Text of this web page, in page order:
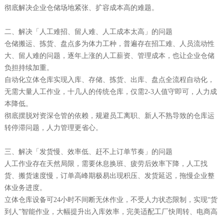
彻底解决企业仓储场地紧张、扩容成本高的难题。
二、解决「人工难招、留人难、人工成本太高」的问题
仓储搬运、拣货、盘点多为体力工种，普遍存在招工难、人员流动性
大、留人难的问题，逐年上涨的人工薪资、管理成本，也让企业仓储
负担持续加重。
自动化立体仓库实现入库、存储、拣货、出库、盘点全流程自动化，
无需大量人工作业，十几人的传统仓库，仅需2-3人值守即可，人力成
本降低。
彻底摆脱对资深仓管的依赖，规避员工离职、新人不熟导致的仓库运
转停滞问题，人力管理更省心。
三、解决「发货慢、效率低、赶不上订单节奏」的问题
人工作业存在天然局限，需要休息换班、疲劳后效率下降，人工找
货、搬货速度慢，订单高峰期极易出现积压、发货延迟，拖慢企业整
体业务进度。
立体仓库设备可24小时不间断无休作业，不受人力状态限制，实现“货
到人”智能作业，大幅提升出入库效率，完美适配工厂快周转、电商高